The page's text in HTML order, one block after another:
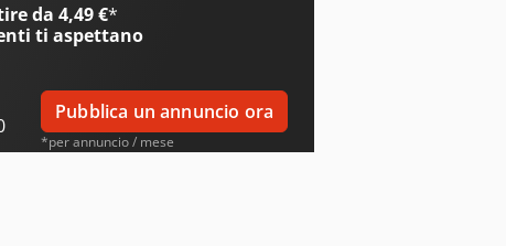
da 4,49 €*
ti aspettano
Pubblica un annuncio ora
*per annuncio / mese